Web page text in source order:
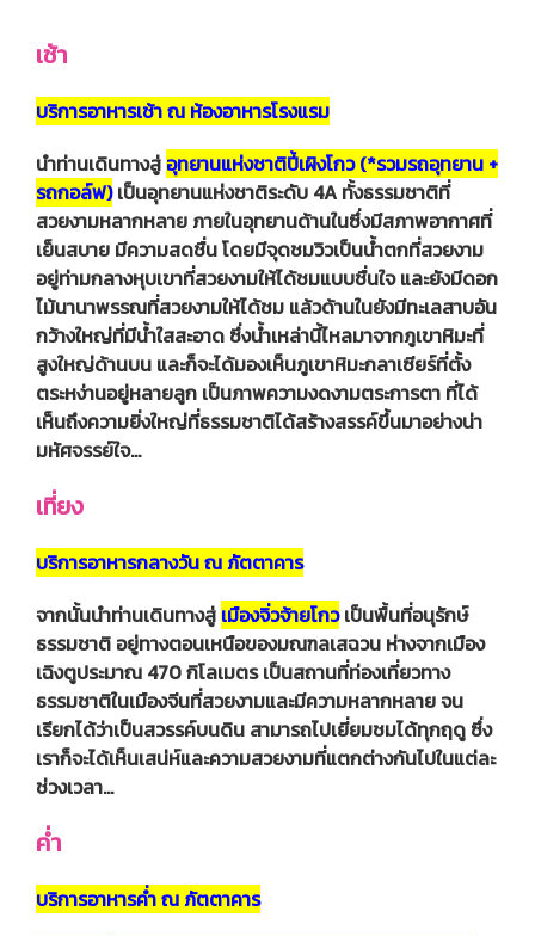
เช้า
บริการอาหารเช้า ณ ห้องอาหารโรงแรม
นำท่านเดินทางสู่ อุทยานแห่งชาติปี้เผิงโกว (*รวมรถอุทยาน +
รถกอล์ฟ)เป็นอุทยานแห่งชาติระดับ 4A ทั้งธรรมชาติที่
สวยงามหลากหลาย ภายในอุทยานด้านในซึ่งมีสภาพอากาศที่
เย็นสบาย มีความสดชื่น โดยมีจุดชมวิวเป็นน้ำตกที่สวยงาม
อยู่ท่ามกลางหุบเขาที่สวยงามให้ได้ชมแบบชื่นใจ และยังมีดอก
ไม้นานาพรรณที่สวยงามให้ได้ชม แล้วด้านในยังมีทะเลสาบอัน
กว้างใหญ่ที่มีน้ำใสสะอาด ซึ่งน้ำเหล่านี้ไหลมาจากภูเขาหิมะที่
สูงใหญ่ด้านบน และก็จะได้มองเห็นภูเขาหิมะกลาเซียร์ที่ตั้ง
ตระหง่านอยู่หลายลูก เป็นภาพความงดงามตระการตา ที่ได้
เห็นถึงความยิ่งใหญ่ที่ธรรมชาติได้สร้างสรรค์ขึ้นมาอย่างน่า
มหัศจรรย์ใจ…
เที่ยง
บริการอาหารกลางวัน ณ ภัตตาคาร
จากนั้นนำท่านเดินทางสู่ เมืองจิ่วจ้ายโกวเป็นพื้นที่อนุรักษ์
ธรรมชาติ อยู่ทางตอนเหนือของมณฑลเสฉวน ห่างจากเมือง
เฉิงตูประมาณ 470 กิโลเมตร เป็นสถานที่ท่องเที่ยวทาง
ธรรมชาติในเมืองจีนที่สวยงามและมีความหลากหลาย จน
เรียกได้ว่าเป็นสวรรค์บนดิน สามารถไปเยี่ยมชมได้ทุกฤดู ซึ่ง
เราก็จะได้เห็นเสน่ห์และความสวยงามที่แตกต่างกันไปในแต่ละ
ช่วงเวลา…
ค่ำ
บริการอาหารค่ำ ณ ภัตตาคาร